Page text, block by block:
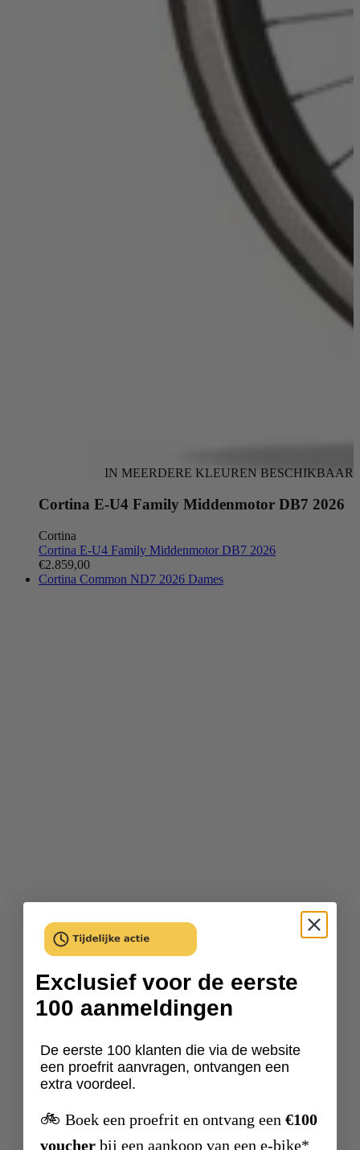
IN MEERDERE KLEUREN BESCHIKBAAR
Cortina E-U4 Family Middenmotor DB7 2026
Cortina
Cortina E-U4 Family Middenmotor DB7 2026
€2.859,00
Cortina Common ND7 2026 Dames
Exclusief voor de eerste
100 aanmeldingen
De eerste 100 klanten die via de website
een proefrit aanvragen, ontvangen een
extra voordeel.
🚲 Boek een proefrit en ontvang een €100
voucher bij een aankoop van een e-bike*